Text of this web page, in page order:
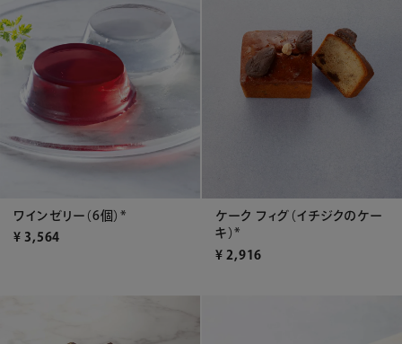
ワインゼリー（6個）*
¥ 3,564
ケーク フィグ（イチジクのケー
キ）*
¥ 2,916